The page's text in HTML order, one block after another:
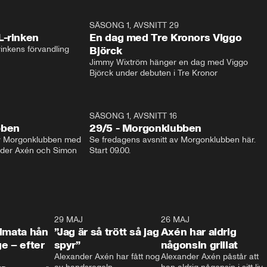
1:04
rinken
förvandling
SÄSONG 1, AVSNITT 29
En dag med Tre Kronors Viggo
Björck
Jimmy Wixtröm hänger en dag med Viggo
Björck under debuten i Tre Kronor
med
Axén och Simon
SÄSONG 1, AVSNITT 16
29/5 - Morgonklubben
Se fredagens avsnitt av Morgonklubben här.
hån
– efter
29 MAJ
”Jag är så trött så jag
spyr”
Alexander Axén har fått nog
26 MAJ
Axén har aldrig
någonsin grillat
Alexander Axén påstår att